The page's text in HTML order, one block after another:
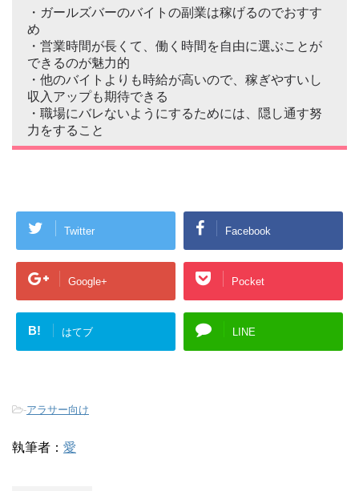
・ガールズバーのバイトの副業は稼げるのでおすす
め
・営業時間が長くて、働く時間を自由に選ぶことが
できるのが魅力的
・他のバイトよりも時給が高いので、稼ぎやすいし
収入アップも期待できる
・職場にバレないようにするためには、隠し通す努
力をすること
Twitter Facebook
Google+ Pocket
B! はてブ LINE
-アラサー向け
執筆者： 愛